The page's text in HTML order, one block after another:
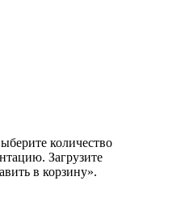
количество
Загрузите
в корзину».